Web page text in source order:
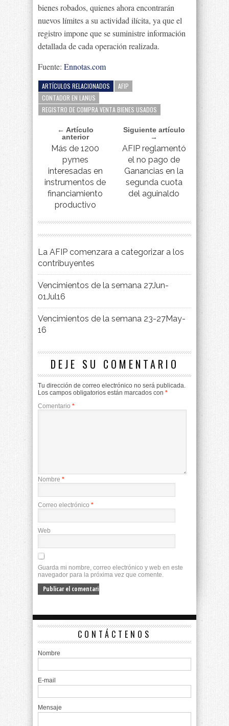
bienes robados, quienes ahora encontrarán
nuevos límites a su actividad ilícita, ya que el
registro impone que se suministre información
detallada de cada operación realizada.
Fuente: Ennotas.com
ARTÍCULOS RELACIONADOS
AFIP
CONTADOR EN LANUS
REGISTRO DE COMPRA VENTA BIENES USADOS
← Artículo
anterior
Más de 1200
pymes
interesadas en
instrumentos de
financiamiento
productivo
Siguiente artículo
→
AFIP reglamentó
el no pago de
Ganancias en la
segunda cuota
del aguinaldo
La AFIP comenzara a categorizar a los
contribuyentes
Vencimientos de la semana 27Jun-
01Jul16
Vencimientos de la semana 23-27May-
16
DEJE SU COMENTARIO
Tu dirección de correo electrónico no será publicada.
Los campos obligatorios están marcados con *
Comentario *
Nombre *
Correo electrónico *
Web
Guarda mi nombre, correo electrónico y web en este
navegador para la próxima vez que comente.
CONTÁCTENOS
Nombre
E-mail
Mensaje